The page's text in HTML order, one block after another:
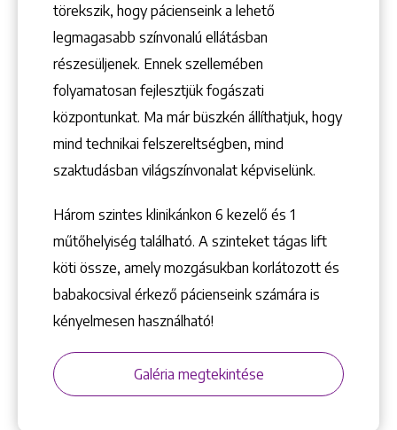
+36 1 222 7250
+36 1 222 9150
1148 Budapest, Örs vezér tere 2.
Keresés
törekszik, hogy pácienseink a lehető
legmagasabb színvonalú ellátásban
részesüljenek. Ennek szellemében
folyamatosan fejlesztjük fogászati
központunkat. Ma már büszkén állíthatjuk, hogy
mind technikai felszereltségben, mind
szaktudásban világszínvonalat képviselünk.
Három szintes klinikánkon 6 kezelő ­és 1
műtőhelyiség található. A szinteket tágas lift
köti össze, amely mozgásukban korlátozott és
babakocsival érkező pácienseink számára is
kényelmesen használható!
Galéria megtekintése